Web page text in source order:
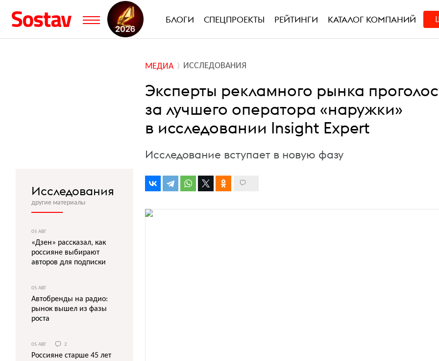
БЛОГИ СПЕЦПРОЕКТЫ РЕЙТИНГИ КАТАЛОГ КОМПАНИЙ
МЕДИА ИССЛЕДОВАНИЯ
Эксперты рекламного рынка
за лучшего оператора «наружки»
в исследовании Insight Expert
Исследование вступает в новую фазу
Исследования
другие материалы
05 АВГ
«Дзен» рассказал, как
россияне выбирают
авторов для подписки
05 АВГ
Автобренды на радио:
рынок вышел из фазы
роста
05 АВГ 2
Россияне старше 45 лет